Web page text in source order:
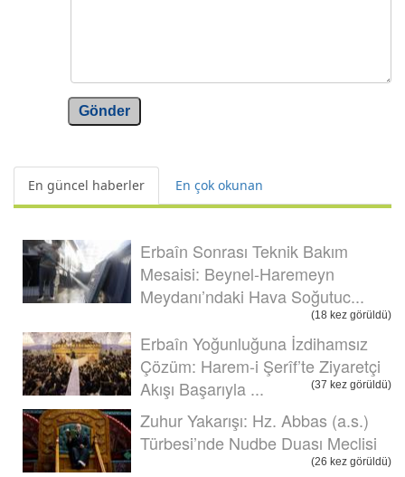
Gönder
En güncel haberler En çok okunan
Erbaîn Sonrası Teknik Bakım
Mesaisi: Beynel-Haremeyn
Meydanı’ndaki Hava Soğutuc...
(18 kez görüldü)
Erbaîn Yoğunluğuna İzdihamsız
Çözüm: Harem-i Şerîf’te Ziyaretçi
Akışı Başarıyla ...
(37 kez görüldü)
Zuhur Yakarışı: Hz. Abbas (a.s.)
Türbesi’nde Nudbe Duası Meclisi
(26 kez görüldü)